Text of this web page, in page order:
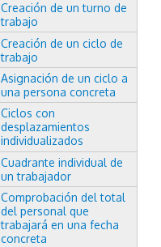
Creación de un turno de
trabajo
Creación de un ciclo de
trabajo
Asignación de un ciclo a
una persona concreta
Ciclos con
desplazamientos
individualizados
Cuadrante individual de
un trabajador
Comprobación del total
del personal que
trabajará en una fecha
concreta